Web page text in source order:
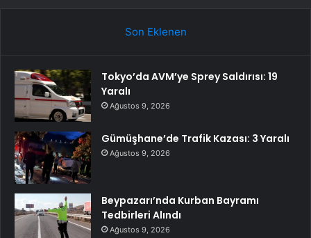
Son Eklenen
Tokyo’da AVM’ye Sprey Saldırısı: 19
Yaralı
Ağustos 9, 2026
Gümüşhane’de Trafik Kazası: 3 Yaralı
Ağustos 9, 2026
Beypazarı’nda Kurban Bayramı
Tedbirleri Alındı
Ağustos 9, 2026